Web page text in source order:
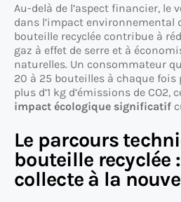
Au-delà de l’aspect financier, le
dans l’impact environnemental
bouteille recyclée contribue à
gaz à effet de serre et à
naturelles. Un consommateur
20 à 25 bouteilles à chaque fois
plus d’1 kg d’émissions de CO2,
impact écologique significatif
Le parcours
bouteille recyclée
collecte à la